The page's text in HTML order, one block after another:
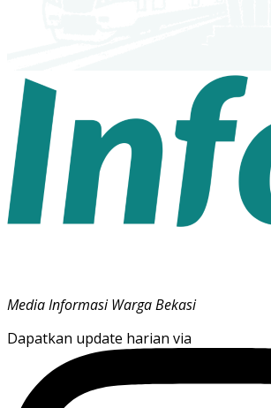
Media Informasi Warga Bekasi
Dapatkan update harian via